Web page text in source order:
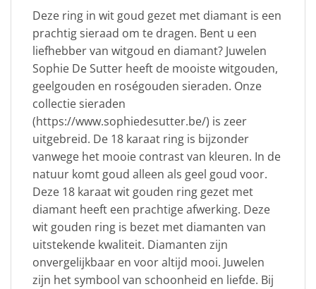
Deze ring in wit goud gezet met diamant is een
prachtig sieraad om te dragen. Bent u een
liefhebber van witgoud en diamant? Juwelen
Sophie De Sutter heeft de mooiste witgouden,
geelgouden en roségouden sieraden. Onze
collectie sieraden
(https://www.sophiedesutter.be/) is zeer
uitgebreid. De 18 karaat ring is bijzonder
vanwege het mooie contrast van kleuren. In de
natuur komt goud alleen als geel goud voor.
Deze 18 karaat wit gouden ring gezet met
diamant heeft een prachtige afwerking. Deze
wit gouden ring is bezet met diamanten van
uitstekende kwaliteit. Diamanten zijn
onvergelijkbaar en voor altijd mooi. Juwelen
zijn het symbool van schoonheid en liefde. Bij